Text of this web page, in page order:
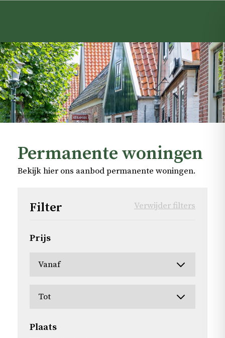
Permanente woningen
Bekijk hier ons aanbod permanente woningen.
Filter Verwijder filters
Prijs
Plaats